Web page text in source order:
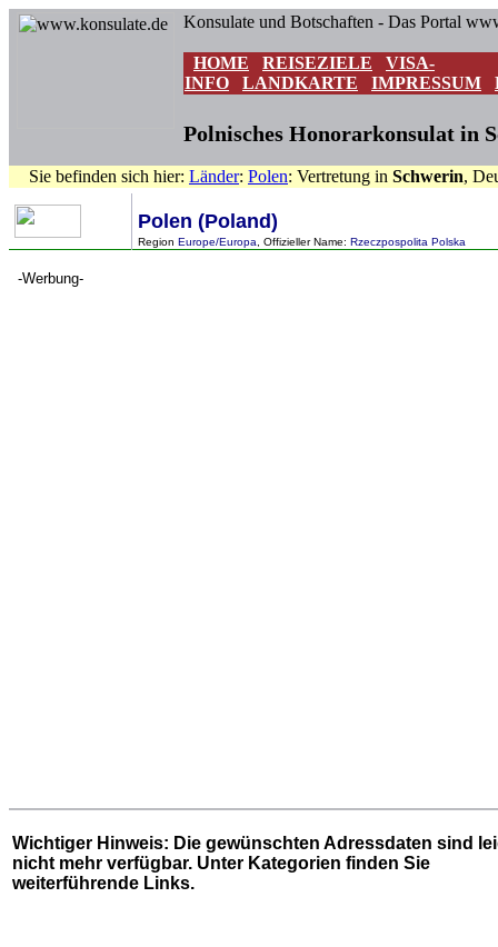
Konsulate und Botschaften - Das Portal
HOME REISEZIELE
VISA-
INFO
LANDKARTE IMPRESSUM
Polnisches Honorarkonsulat in
Sie befinden sich hier: Länder: Polen: Vertretung in Schwerin,
Polen (Poland)
Region Europe/Europa , Offizieller Name: Rzeczpospolita Polska
-Werbung-
Wichtiger Hinweis: Die gewünschten Adressdaten sind
nicht mehr verfügbar. Unter Kategorien finden Sie
weiterführende Links.